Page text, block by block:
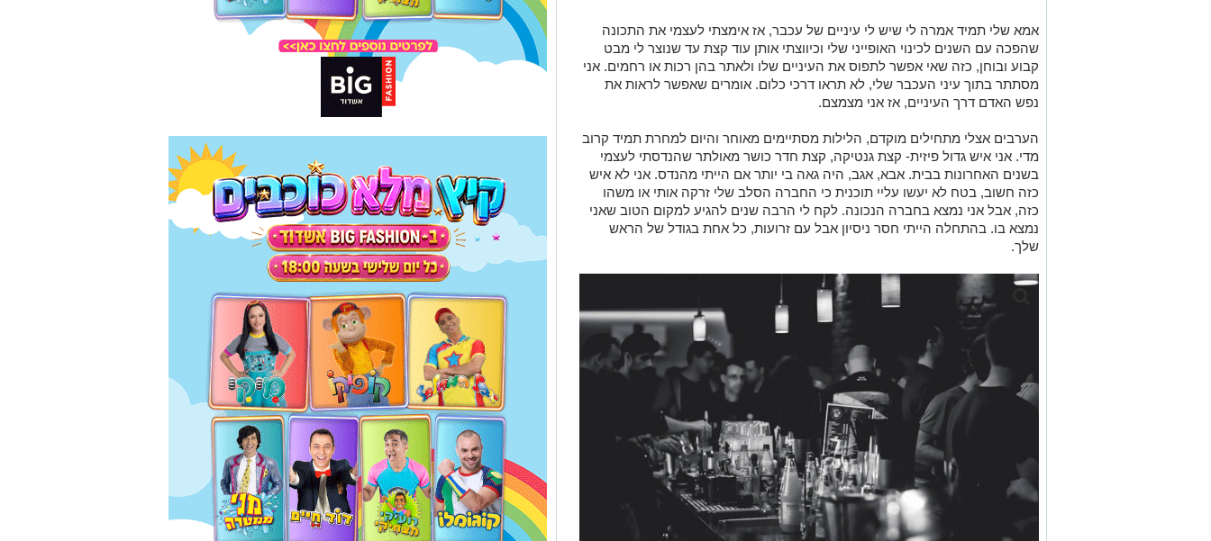
אמא שלי תמיד אמרה לי שיש לי עיניים של עכבר, אז אימצתי לעצמי את התכונה
שהפכה עם השנים לכינוי האופייני שלי וכיווצתי אותן עוד קצת עד שנוצר לי מבט
קבוע ובוחן, כזה שאי אפשר לתפוס את העיניים שלו ולאתר בהן רכות או רחמים. אני
מסתתר בתוך עיני העכבר שלי, לא תראו דרכי כלום. אומרים שאפשר לראות את
נפש האדם דרך העיניים, אז אני מצמצם.
הערבים אצלי מתחילים מוקדם, הלילות מסתיימים מאוחר והיום למחרת תמיד קרוב
מדי. אני איש גדול פיזית- קצת גנטיקה, קצת חדר כושר מאולתר שהנדסתי לעצמי
בשנים האחרונות בבית. אבא, אגב, היה גאה בי יותר אם הייתי מהנדס. אני לא איש
כזה חשוב, בטח לא יעשו עליי תוכנית כי החברה הסלב שלי זרקה אותי או משהו
כזה, אבל אני נמצא בחברה הנכונה. לקח לי הרבה שנים להגיע למקום הטוב שאני
נמצא בו. בהתחלה הייתי חסר ניסיון אבל עם זרועות, כל אחת בגודל של הראש
שלך.